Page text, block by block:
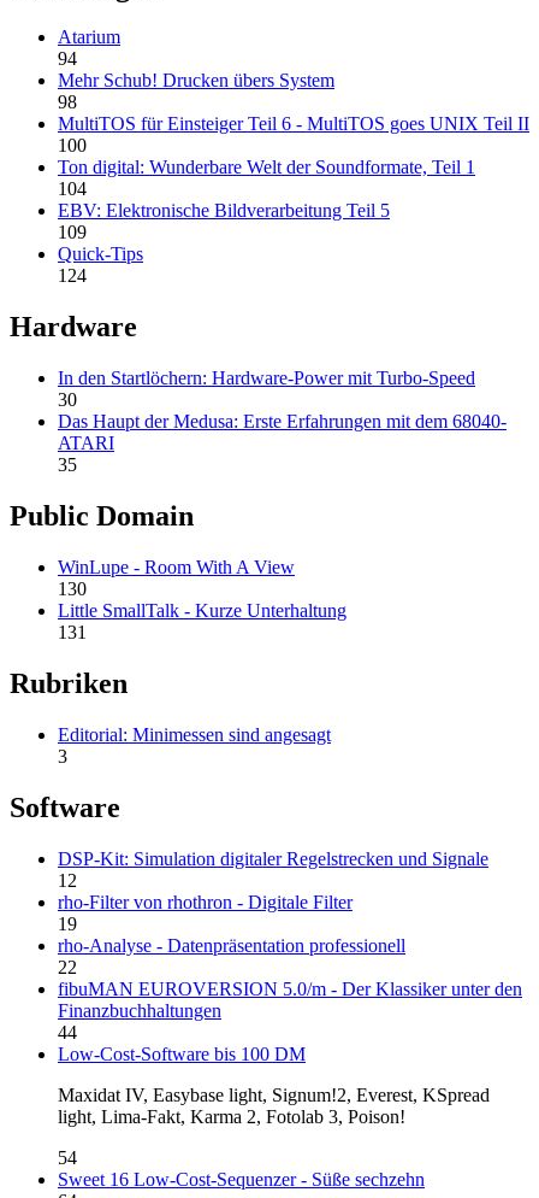
Atarium
94
Mehr Schub! Drucken übers System
98
MultiTOS für Einsteiger Teil 6 - MultiTOS goes UNIX Teil II
100
Ton digital: Wunderbare Welt der Soundformate, Teil 1
104
EBV: Elektronische Bildverarbeitung Teil 5
109
Quick-Tips
124
Hardware
In den Startlöchern: Hardware-Power mit Turbo-Speed
30
Das Haupt der Medusa: Erste Erfahrungen mit dem 68040-
ATARI
35
Public Domain
WinLupe - Room With A View
130
Little SmallTalk - Kurze Unterhaltung
131
Rubriken
Editorial: Minimessen sind angesagt
3
Software
DSP-Kit: Simulation digitaler Regelstrecken und Signale
12
rho-Filter von rhothron - Digitale Filter
19
rho-Analyse - Datenpräsentation professionell
22
fibuMAN EUROVERSION 5.0/m - Der Klassiker unter den
Finanzbuchhaltungen
44
Low-Cost-Software bis 100 DM
Maxidat IV, Easybase light, Signum!2, Everest, KSpread
light, Lima-Fakt, Karma 2, Fotolab 3, Poison!
54
Sweet 16 Low-Cost-Sequenzer - Süße sechzehn